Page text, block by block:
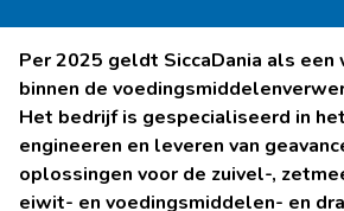
Per 2025 geldt SiccaDania als
binnen de
Het bedrijf is gespecialiseerd in
engineeren en leveren van
oplossingen voor de zuivel-,
eiwit- en voedingsmiddelen- en